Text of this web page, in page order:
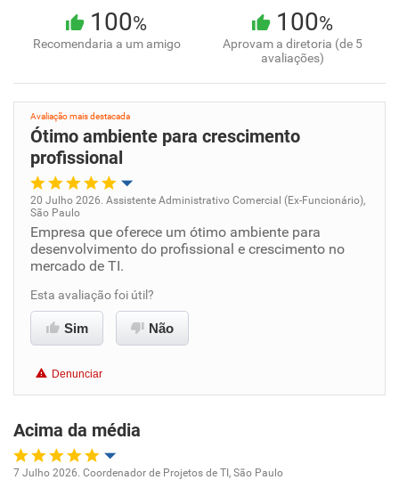
100%
Recomendaria a um amigo
100%
Aprovam a diretoria (de 5
avaliações)
Avaliação mais destacada
Ótimo ambiente para crescimento
profissional
Oportunidade de promoção
Ambiente de trabalho
Conciliação com a vida familiar
Recomenda esta empresa
Recomenda a diretoria
20 Julho 2026. Assistente Administrativo Comercial (Ex-Funcionário),
São Paulo
Empresa que oferece um ótimo ambiente para
desenvolvimento do profissional e crescimento no
mercado de TI.
Esta avaliação foi útil?
Sim Não
Denunciar
Acima da média
7 Julho 2026. Coordenador de Projetos de TI, São Paulo